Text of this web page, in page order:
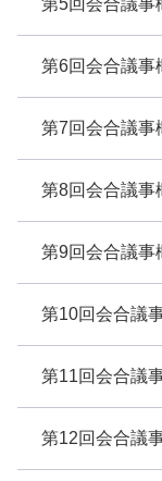
第5回会合議事
第6回会合議事
第7回会合議事
第8回会合議事
第9回会合議事
第10回会合議
第11回会合議
第12回会合議